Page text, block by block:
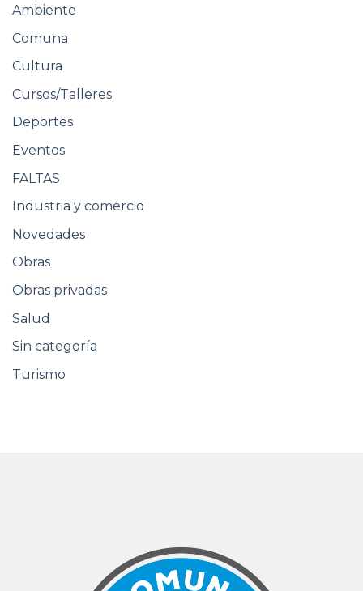
Ambiente
Comuna
Cultura
Cursos/Talleres
Deportes
Eventos
FALTAS
Industria y comercio
Novedades
Obras
Obras privadas
Salud
Sin categoría
Turismo